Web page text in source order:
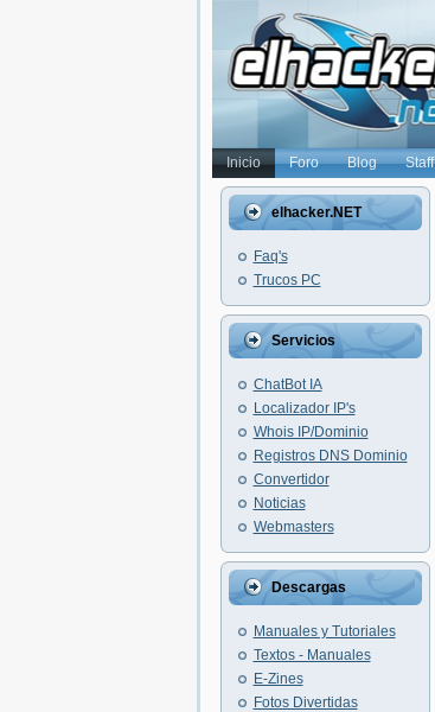
Inicio Foro Blog Staff
elhacker.NET
Faq's
Trucos PC
Servicios
ChatBot IA
Localizador IP's
Whois IP/Dominio
Registros DNS Dominio
Convertidor
Noticias
Webmasters
Descargas
Manuales y Tutoriales
Textos - Manuales
E-Zines
Fotos Divertidas